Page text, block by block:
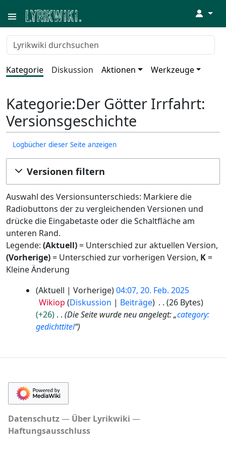
↓
Kategorie Diskussion Aktionen Werkzeuge
Kategorie:Der Götter Irrfahrt:
Versionsgeschichte
Logbücher dieser Seite anzeigen
Versionen filtern
Auswahl des Versionsunterschieds: Markiere die
Radiobuttons der zu vergleichenden Versionen und
drücke die Eingabetaste oder die Schaltfläche am
unteren Rand.
Legende: (Aktuell)= Unterschied zur aktuellen Version,
(Vorherige)= Unterschied zur vorherigen Version, K=
Kleine Änderung
r
a
2
0
2
Aktuell Vorherige 04:07, 20. Feb. 2025
Wikiop Diskussion Beiträge
26 Bytes
+26
Die Seite wurde neu angelegt: „category:
gedichttitel“
Datenschutz
Über Lyrikwiki
Haftungsausschluss